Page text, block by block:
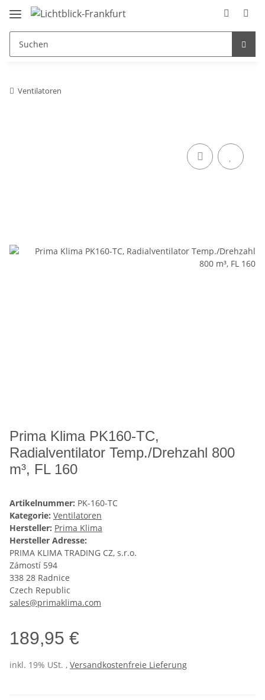
Ventilatoren
Prima Klima PK160-TC,
Radialventilator Temp./Drehzahl 800
m³, FL 160
Artikelnummer: PK-160-TC
Kategorie: Ventilatoren
Hersteller: Prima Klima
Hersteller Adresse:
PRIMA KLIMA TRADING CZ, s.r.o.
Zámostí 594
338 28 Radnice
Czech Republic
sales@primaklima.com
189,95 €
inkl. 19% USt. , Versandkostenfreie Lieferung